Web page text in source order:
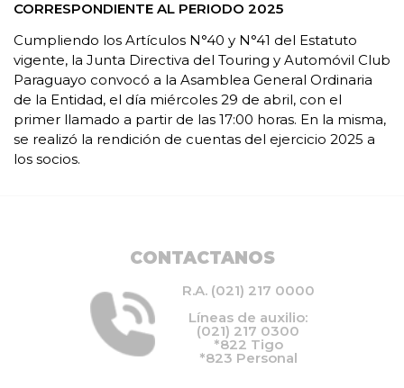
CORRESPONDIENTE AL PERIODO 2025
Cumpliendo los Artículos N°40 y N°41 del Estatuto
vigente, la Junta Directiva del Touring y Automóvil Club
Paraguayo convocó a la Asamblea General Ordinaria
de la Entidad, el día miércoles 29 de abril, con el
primer llamado a partir de las 17:00 horas. En la misma,
se realizó la rendición de cuentas del ejercicio 2025 a
los socios.
CONTACTANOS
R.A. (021) 217 0000
Líneas de auxilio:
(021) 217 0300
*822 Tigo
*823 Personal